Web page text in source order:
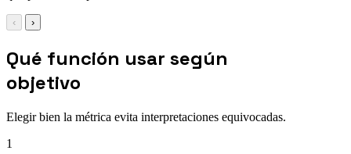
‹ ›
Qué función usar según
objetivo
Elegir bien la métrica evita interpretaciones equivocadas.
1